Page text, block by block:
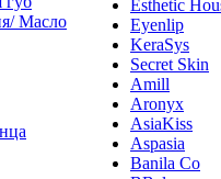
Масло
Esthetic
Eyenlip
KeraSys
Secret Skin
Amill
Aronyx
AsiaKiss
Aspasia
Banila Co